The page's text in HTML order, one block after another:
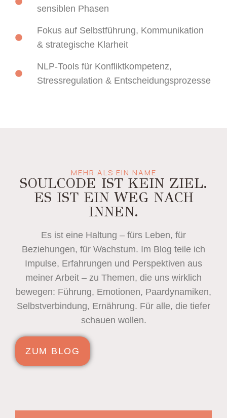
sensiblen Phasen
Fokus auf Selbstführung, Kommunikation
& strategische Klarheit
NLP-Tools für Konfliktkompetenz,
Stressregulation & Entscheidungsprozesse
MEHR ALS EIN NAME
SOULCODE IST KEIN ZIEL.
ES IST EIN WEG NACH
INNEN.
Es ist eine Haltung – fürs Leben, für
Beziehungen, für Wachstum. Im Blog teile ich
Impulse, Erfahrungen und Perspektiven aus
meiner Arbeit – zu Themen, die uns wirklich
bewegen: Führung, Emotionen, Paardynamiken,
Selbstverbindung, Ernährung. Für alle, die tiefer
schauen wollen.
ZUM BLOG